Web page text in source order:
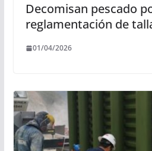
Decomisan pescado
reglamentación de
01/04/2026